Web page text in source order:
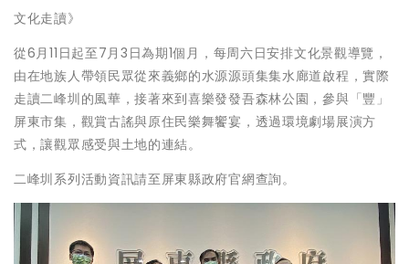
文化走讀》
從6月11日起至7月3日為期1個月，每周六日安排文化景觀導覽，
由在地族人帶領民眾從來義鄉的水源源頭集集水廊道啟程，實際
走讀二峰圳的風華，接著來到喜樂發發吾森林公園，參與「豐」
屏東市集，觀賞古謠與原住民樂舞饗宴，透過環境劇場展演方
式，讓觀眾感受與土地的連結。
二峰圳系列活動資訊請至屏東縣政府官網查詢。